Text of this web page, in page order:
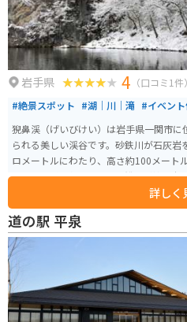
岩手県 4 （口コミ1件）
#絶景スポット #湖｜川｜滝 #イベン
猊鼻渓（げいびけい）は岩手県一関市
られる美しい渓谷です。砂鉄川が石灰
ロメートルにわたり、高さ約100メート
す。猊鼻渓の名物として、船頭が棹一
緑、秋の紅葉など、四季折々の自然美を楽しむ
の名勝にも指定されており、舟下りで
ながら、静かな流れの中を進むことがで
とができます。平泉から車で約30分の距
この地域を楽しむことができます。舟
す。後半は船頭さんがげいび追分という
詳しく
道の駅 平泉